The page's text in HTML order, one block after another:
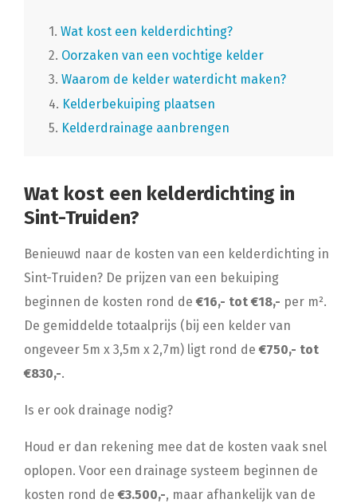
1. Wat kost een kelderdichting?
2. Oorzaken van een vochtige kelder
3. Waarom de kelder waterdicht maken?
4. Kelderbekuiping plaatsen
5. Kelderdrainage aanbrengen
Wat kost een kelderdichting in
Sint-Truiden?
Benieuwd naar de kosten van een kelderdichting in
Sint-Truiden? De prijzen van een bekuiping
beginnen de kosten rond de€16,- tot €18,- per m².
De gemiddelde totaalprijs (bij een kelder van
ongeveer 5m x 3,5m x 2,7m) ligt rond de€750,- tot
€830,-.
Is er ook drainage nodig?
Houd er dan rekening mee dat de kosten vaak snel
oplopen. Voor een drainage systeem beginnen de
kosten rond de€3.500,-, maar afhankelijk van de